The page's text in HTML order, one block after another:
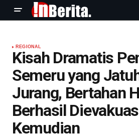
REGIONAL
Kisah Dramatis
Semeru yang
Jurang, Bertahan
Berhasil
Kemudian